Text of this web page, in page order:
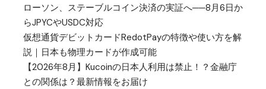
ローソン、ステーブルコイン決済の実証へ──8月6日か
らJPYCやUSDC対応
仮想通貨デビットカードRedotPayの特徴や使い方を解
説｜日本も物理カードが作成可能
【2026年8月】Kucoinの日本人利用は禁止！？金融庁
との関係は？最新情報をお届け